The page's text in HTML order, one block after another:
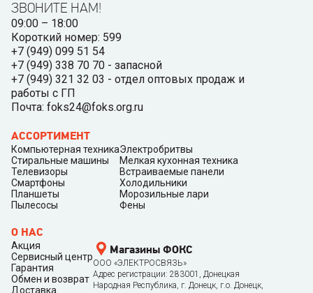
ЗВОНИТЕ НАМ!
09:00 – 18:00
Короткий номер: 599
+7 (949) 099 51 54
+7 (949) 338 70 70 - запасной
+7 (949) 321 32 03 - отдел оптовых продаж и
работы с ГП
Почта: foks24@foks.org.ru
АССОРТИМЕНТ
Компьютерная техника
Стиральные машины
Телевизоры
Смартфоны
Планшеты
Пылесосы
Электробритвы
Мелкая кухонная техника
Встраиваемые панели
Холодильники
Морозильные лари
Фены
О НАС
Акция
Сервисный центр
Гарантия
Обмен и возврат
Доставка
Магазины ФОКС
ООО «ЭЛЕКТРОСВЯЗЬ»
Адрес регистрации: 283001, Донецкая
Народная Республика, г. Донецк, г.о. Донецк,